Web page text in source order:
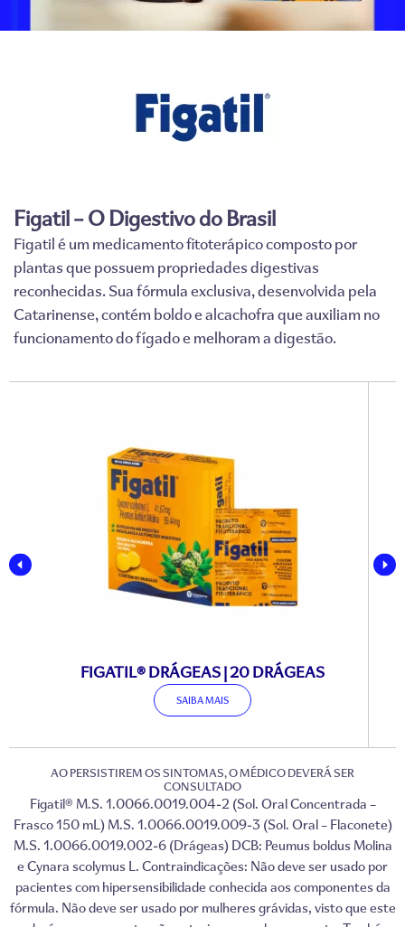
Figatil – O Digestivo do Brasil
Figatil é um medicamento fitoterápico composto por
plantas que possuem propriedades digestivas
reconhecidas. Sua fórmula exclusiva, desenvolvida pela
Catarinense, contém boldo e alcachofra que auxiliam no
funcionamento do fígado e melhoram a digestão.
FIGATIL® DRÁGEAS | 20 DRÁGEAS
SAIBA MAIS
AO PERSISTIREM OS SINTOMAS, O MÉDICO DEVERÁ SER
CONSULTADO
Figatil® M.S. 1.0066.0019.004-2 (Sol. Oral Concentrada –
Frasco 150 mL) M.S. 1.0066.0019.009-3 (Sol. Oral – Flaconete)
M.S. 1.0066.0019.002-6 (Drágeas) DCB: Peumus boldus Molina
e Cynara scolymus L. Contraindicações: Não deve ser usado por
pacientes com hipersensibilidade conhecida aos componentes da
fórmula. Não deve ser usado por mulheres grávidas, visto que este